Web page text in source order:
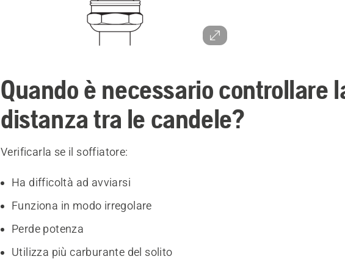
Quando è necessario controllare
distanza tra le candele?
Verificarla se il soffiatore:
Ha difficoltà ad avviarsi
Funziona in modo irregolare
Perde potenza
Utilizza più carburante del solito